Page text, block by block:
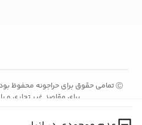
Ⓒتمامی حقوق برای حراجونه محفوظ
برای مقاصد غیر تجاری و